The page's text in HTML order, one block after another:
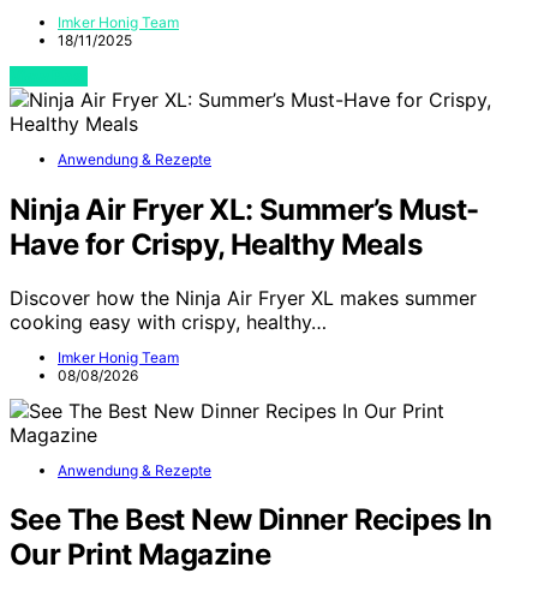
Imker Honig Team
18/11/2025
Anwendung & Rezepte
Ninja Air Fryer XL: Summer’s Must-
Have for Crispy, Healthy Meals
Discover how the Ninja Air Fryer XL makes summer
cooking easy with crispy, healthy…
Imker Honig Team
08/08/2026
Anwendung & Rezepte
See The Best New Dinner Recipes In
Our Print Magazine